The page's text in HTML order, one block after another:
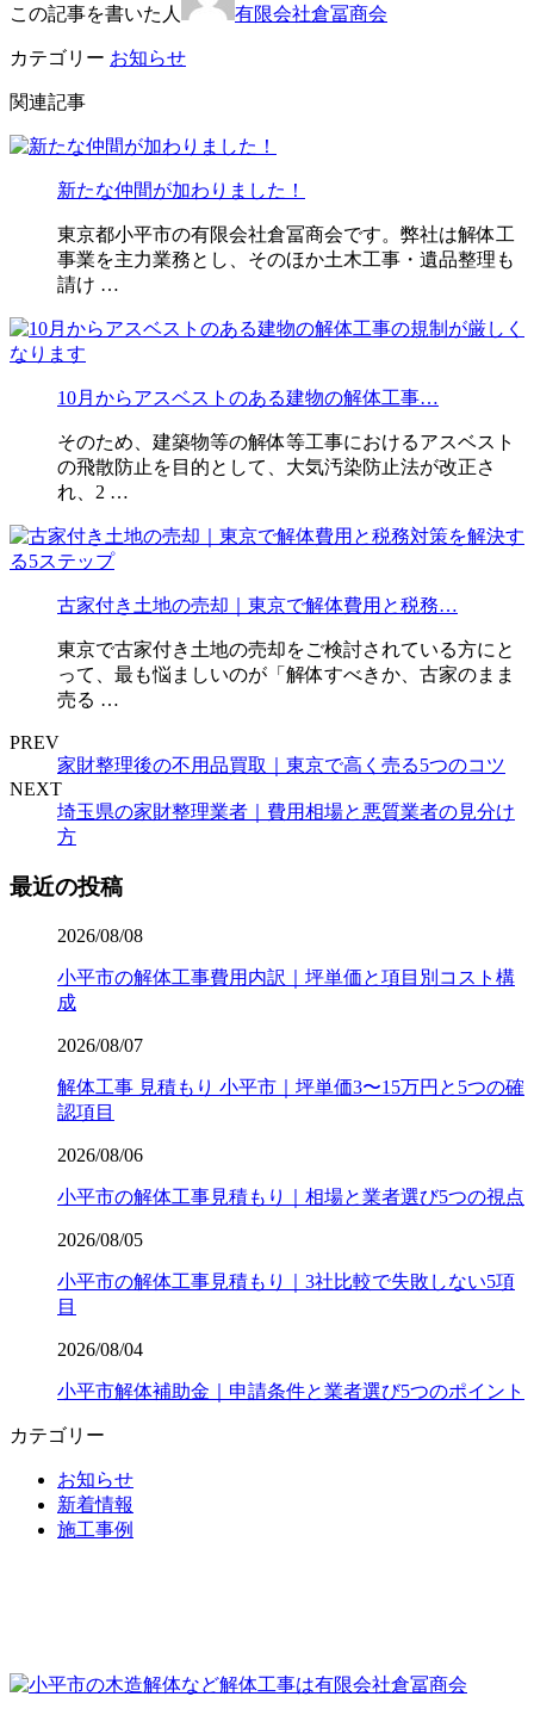
この記事を書いた人 有限会社倉冨商会
カテゴリー お知らせ
関連記事
新たな仲間が加わりました！
東京都小平市の有限会社倉冨商会です。弊社は解体工
事業を主力業務とし、そのほか土木工事・遺品整理も
請け …
10月からアスベストのある建物の解体工事…
そのため、建築物等の解体等工事におけるアスベスト
の飛散防止を目的として、大気汚染防止法が改正さ
れ、2 …
古家付き土地の売却｜東京で解体費用と税務…
東京で古家付き土地の売却をご検討されている方にと
って、最も悩ましいのが「解体すべきか、古家のまま
売る …
PREV
家財整理後の不用品買取｜東京で高く売る5つのコツ
NEXT
埼玉県の家財整理業者｜費用相場と悪質業者の見分け
方
最近の投稿
2026/08/08
小平市の解体工事費用内訳｜坪単価と項目別コスト構
成
2026/08/07
解体工事 見積もり 小平市｜坪単価3〜15万円と5つの確
認項目
2026/08/06
小平市の解体工事見積もり｜相場と業者選び5つの視点
2026/08/05
小平市の解体工事見積もり｜3社比較で失敗しない5項
目
2026/08/04
小平市解体補助金｜申請条件と業者選び5つのポイント
カテゴリー
お知らせ
新着情報
施工事例